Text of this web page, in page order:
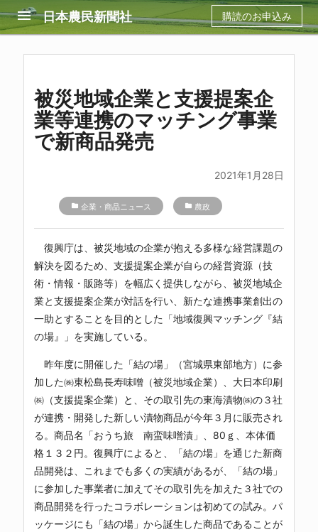
menu 日本農民新聞社 購読のお申込み
被災地域企業と支援提案企
業等連携のマッチング事業
で新商品発売
2021年1月28日
folder 企業・商品ニュース folder 農政
復興庁は、被災地域の企業が抱える多様な経営課題の
解決を図るため、支援提案企業が自らの経営資源（技
術・情報・販路等）を幅広く提供しながら、被災地域企
業と支援提案企業が対話を行い、新たな連携事業創出の
一助とすることを目的とした「地域復興マッチング『結
の場』」を実施している。
昨年度に開催した「結の場」（宮城県東部地方）に参
加した㈱東松島長寿味噌（被災地域企業）、大日本印刷
㈱（支援提案企業）と、その取引先の東海漬物㈱の３社
が連携・開発した新しい漬物商品が今年３月に販売され
る。商品名「おうち旅 南蛮味噌漬」、80ｇ、本体価
格１３２円。復興庁によると、「結の場」を通じた新商
品開発は、これまでも多くの実績があるが、「結の場」
に参加した事業者に加えてその取引先を加えた３社での
商品開発を行ったコラボレーションは初めての試み。パ
ッケージにも「結の場」から誕生した商品であることが